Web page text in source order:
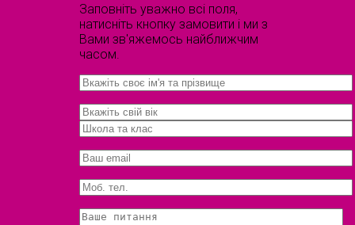
Заповніть уважно всі поля,
натисніть кнопку замовити і ми з
Вами зв'яжемось найближчим
часом.